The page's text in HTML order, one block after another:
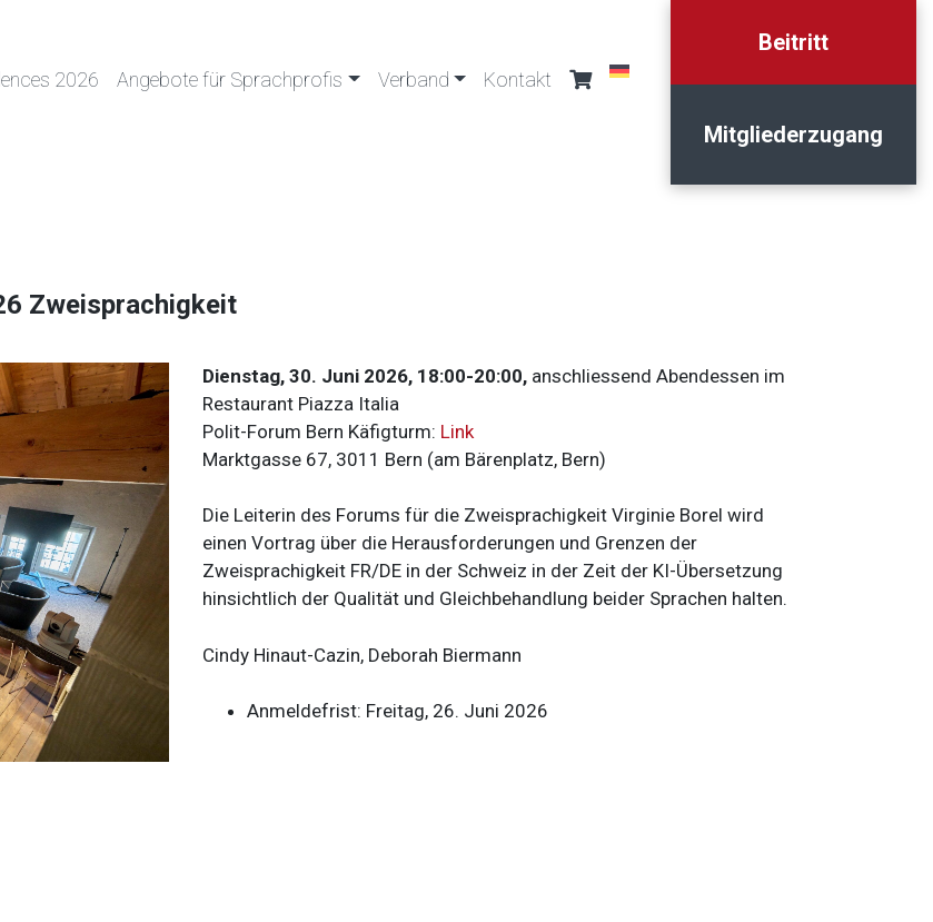
2026 Angebote für Sprachprofis Verband Kontakt
Beitritt
Mitgliederzugang
Zweisprachigkeit
Dienstag, 30. Juni 2026, 18:00-20:00, anschliessend Abendessen im
Restaurant Piazza Italia
Polit-Forum Bern Käfigturm: Link
Marktgasse 67, 3011 Bern (am Bärenplatz, Bern)
Die Leiterin des Forums für die Zweisprachigkeit Virginie Borel wird
einen Vortrag über die Herausforderungen und Grenzen der
Zweisprachigkeit FR/DE in der Schweiz in der Zeit der KI-Übersetzung
hinsichtlich der Qualität und Gleichbehandlung beider Sprachen halten.
Cindy Hinaut-Cazin, Deborah Biermann
Anmeldefrist: Freitag, 26. Juni 2026